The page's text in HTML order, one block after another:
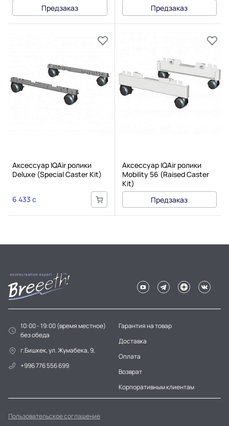
Предзаказ
Предзаказ
Аксессуар IQAir ролики
Deluxe (Special Caster Kit)
6 433 c
Аксессуар IQAir ролики
Mobility 56 (Raised Caster
Kit)
Предзаказ
10:00 - 19:00 (время местное)
без обеда
г.Бишкек, ул. Жумабека, 9,
+996 776 556 699
Гарантия на товар
Доставка
Оплата
Возврат
Корпоративным клиентам
Пользовательское соглашение